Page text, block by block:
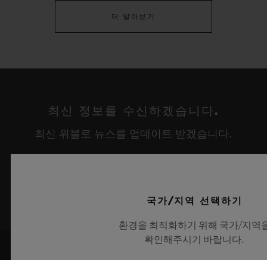
더 알아보기
최신 정보를 수신하겠습니다.
최신 위블로 뉴스를 업데이트 받겠습니다.
국가/지역 선택하기
환경을 최적화하기 위해 국가/지역
확인해주시기 바랍니다.